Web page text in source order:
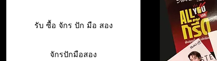
รับ ซื้อ จักร ปัก มือ สอง
จักรปักมือสอง